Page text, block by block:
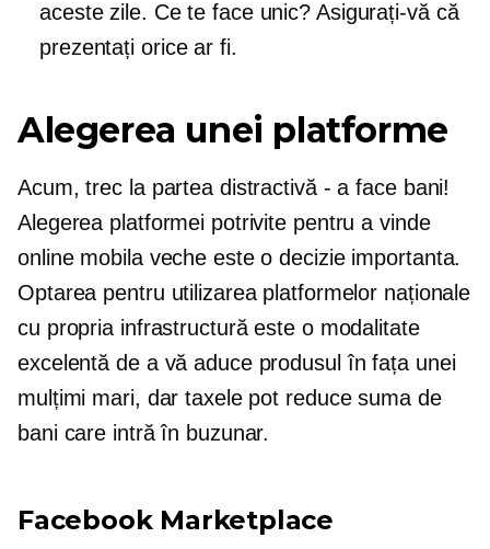
aceste zile. Ce te face unic? Asigurați-vă că
prezentați orice ar fi.
Alegerea unei platforme
Acum, trec la partea distractivă - a face bani!
Alegerea platformei potrivite pentru a vinde
online mobila veche este o decizie importanta.
Optarea pentru utilizarea platformelor naționale
cu propria infrastructură este o modalitate
excelentă de a vă aduce produsul în fața unei
mulțimi mari, dar taxele pot reduce suma de
bani care intră în buzunar.
Facebook Marketplace